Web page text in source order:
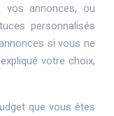
vos annonces, ou
personnalisés
si vous ne
votre choix,
que vous êtes